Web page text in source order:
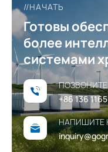
//НАЧАТЬ
Готовы
более
системами
+86 136
НАПИШИТЕ